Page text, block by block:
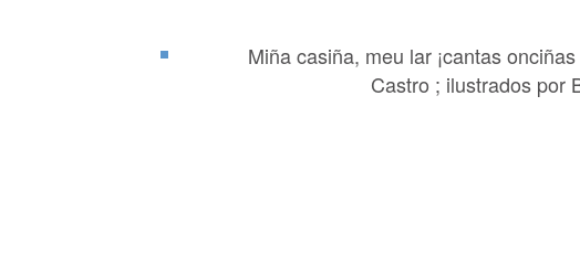
Miña casiña, meu lar ¡cantas
Castro ; ilustrados por